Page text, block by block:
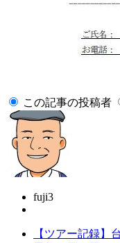
この記事の投稿者
fuji3
【ツアー記録